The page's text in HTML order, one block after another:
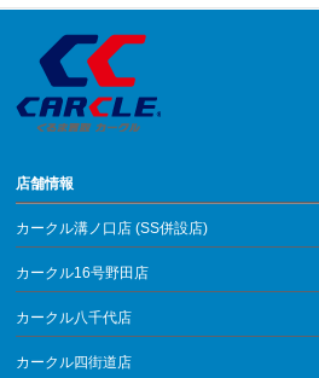
店舗情報
カークル溝ノ口店 (SS併設店)
カークル16号野田店
カークル八千代店
カークル四街道店